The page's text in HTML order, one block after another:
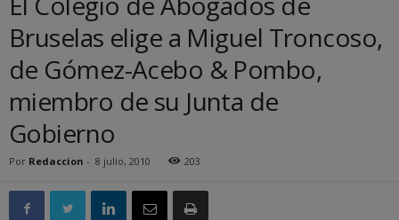
Bruselas elige a Miguel Troncoso,
de Gómez-Acebo & Pombo,
miembro de su Junta de
Gobierno
Por Redaccion - 8 julio, 2010 203